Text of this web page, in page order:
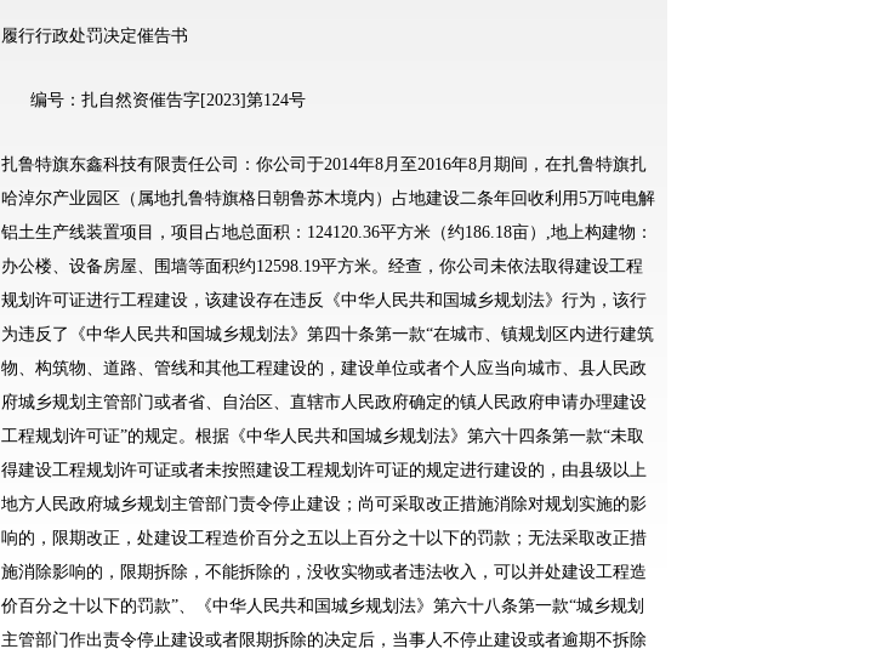
履行行政处罚决定催告书
编号：扎自然资催告字[2023]第124号
扎鲁特旗东鑫科技有限责任公司：你公司于2014年8月至2016年8月期间，在扎鲁特旗扎
哈淖尔产业园区（属地扎鲁特旗格日朝鲁苏木境内）占地建设二条年回收利用5万吨电解
铝土生产线装置项目，项目占地总面积：124120.36平方米（约186.18亩）,地上构建物：
办公楼、设备房屋、围墙等面积约12598.19平方米。经查，你公司未依法取得建设工程
规划许可证进行工程建设，该建设存在违反《中华人民共和国城乡规划法》行为，该行
为违反了《中华人民共和国城乡规划法》第四十条第一款“在城市、镇规划区内进行建筑
物、构筑物、道路、管线和其他工程建设的，建设单位或者个人应当向城市、县人民政
府城乡规划主管部门或者省、自治区、直辖市人民政府确定的镇人民政府申请办理建设
工程规划许可证”的规定。根据《中华人民共和国城乡规划法》第六十四条第一款“未取
得建设工程规划许可证或者未按照建设工程规划许可证的规定进行建设的，由县级以上
地方人民政府城乡规划主管部门责令停止建设；尚可采取改正措施消除对规划实施的影
响的，限期改正，处建设工程造价百分之五以上百分之十以下的罚款；无法采取改正措
施消除影响的，限期拆除，不能拆除的，没收实物或者违法收入，可以并处建设工程造
价百分之十以下的罚款”、《中华人民共和国城乡规划法》第六十八条第一款“城乡规划
主管部门作出责令停止建设或者限期拆除的决定后，当事人不停止建设或者逾期不拆除